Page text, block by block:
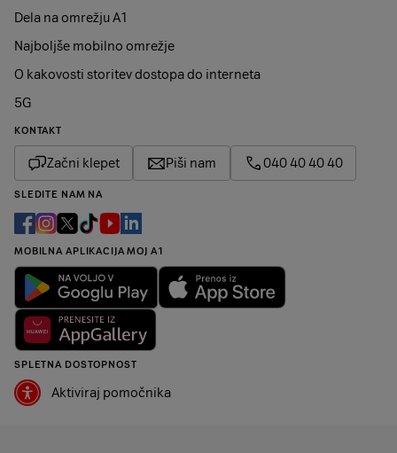
Dela na omrežju A1
Najboljše mobilno omrežje
O kakovosti storitev dostopa do interneta
5G
KONTAKT
Začni klepet Piši nam 040 40 40 40
SLEDITE NAM NA
MOBILNA APLIKACIJA MOJ A1
SPLETNA DOSTOPNOST
Aktiviraj pomočnika